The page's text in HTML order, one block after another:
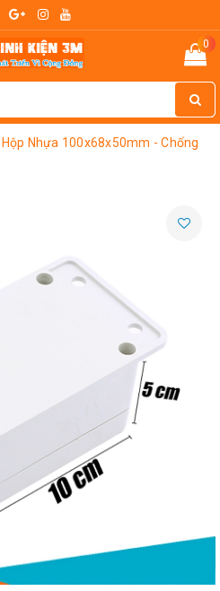
0
Hộp Nhựa 100x68x50mm - Chống